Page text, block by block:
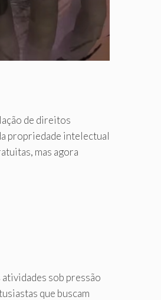
de direitos
propriedade intelectual
mas agora
sob pressão
que buscam